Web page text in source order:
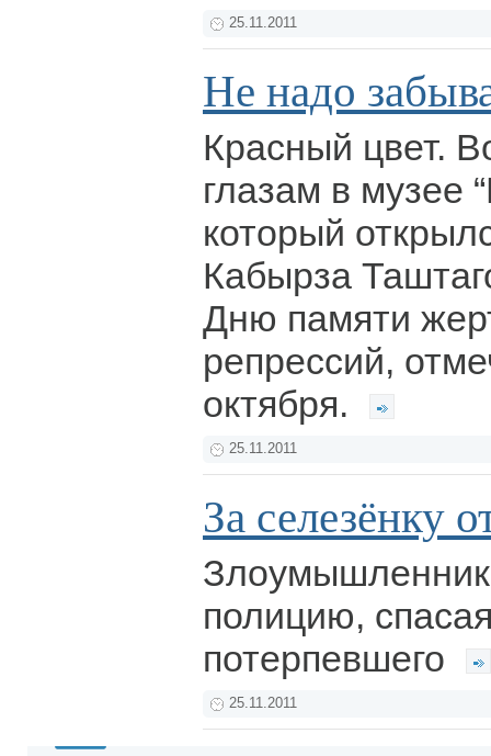
25.11.2011
Не надо
Красный цвет.
глазам в музее
который
Кабырза
Дню памяти
репрессий,
октября.
25.11.2011
За селезёнку
полицию,
потерпевшего
25.11.2011